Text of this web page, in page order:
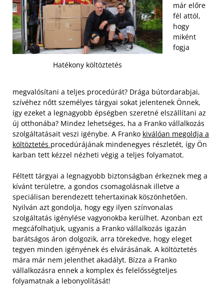
Hatékony költöztetés
már előre
fél attól,
hogy
miként
fogja
megvalósítani a teljes procedúrát? Drága bútordarabjai,
szívéhez nőtt személyes tárgyai sokat jelentenek Önnek,
így ezeket a legnagyobb épségben szeretné elszállítani az
új otthonába? Mindez lehetséges, ha a Franko vállalkozás
szolgáltatásait veszi igénybe. A Franko kiválóan megoldja a
költöztetés procedúrájának mindenegyes részletét, így Ön
karban tett kézzel nézheti végig a teljes folyamatot.
Féltett tárgyai a legnagyobb biztonságban érkeznek meg a
kívánt területre, a gondos csomagolásnak illetve a
speciálisan berendezett tehertaxinak köszönhetően.
Nyilván azt gondolja, hogy egy ilyen színvonalas
szolgáltatás igénylése vagyonokba kerülhet. Azonban ezt
megcáfolhatjuk, ugyanis a Franko vállalkozás igazán
barátságos áron dolgozik, arra törekedve, hogy eleget
tegyen minden igényének és elvárásának. A költöztetés
mára már nem jelenthet akadályt. Bízza a Franko
vállalkozásra ennek a komplex és felelősségteljes
folyamatnak a lebonyolítását!